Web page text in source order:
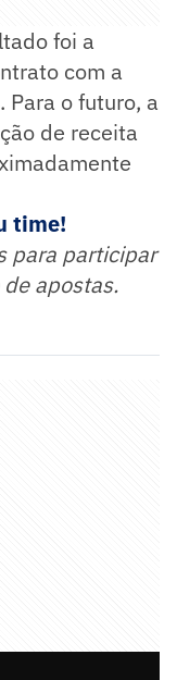
foi a
com a
o futuro, a
de receita
time!
para participar
apostas.